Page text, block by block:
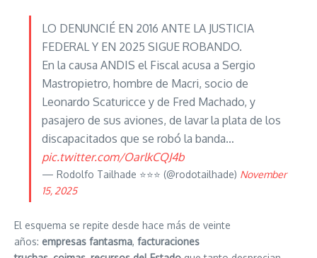
LO DENUNCIÉ EN 2016 ANTE LA JUSTICIA
FEDERAL Y EN 2025 SIGUE ROBANDO.
En la causa ANDIS el Fiscal acusa a Sergio
Mastropietro, hombre de Macri, socio de
Leonardo Scaturicce y de Fred Machado, y
pasajero de sus aviones, de lavar la plata de los
discapacitados que se robó la banda…
pic.twitter.com/OarlkCQJ4b
— Rodolfo Tailhade ⭐️⭐️⭐️ (@rodotailhade) November
15, 2025
El esquema se repite desde hace más de veinte
años: empresas fantasma, facturaciones